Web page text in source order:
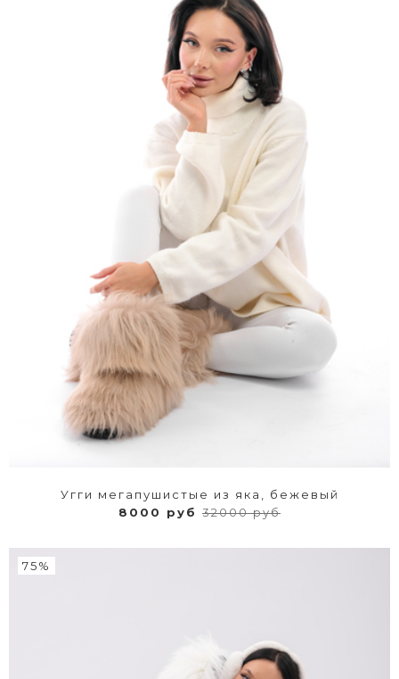
Угги мегапушистые из яка, бежевый
8000 руб 32000 руб
75%